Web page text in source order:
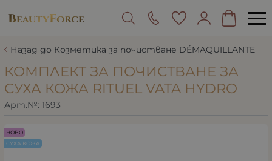
Назад до Козметика за почистване DÉMAQUILLANTE
КОМПЛЕКТ ЗА ПОЧИСТВАНЕ ЗА
СУХА КОЖА RITUEL VATA HYDRO
Арт.№: 1693
НОВО
СУХА КОЖА